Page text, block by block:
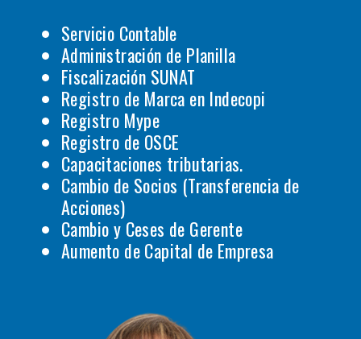
Servicio Contable
Administración de Planilla
Fiscalización SUNAT
Registro de Marca en Indecopi
Registro Mype
Registro de OSCE
Capacitaciones tributarias.
Cambio de Socios (Transferencia de
Acciones)
Cambio y Ceses de Gerente
Aumento de Capital de Empresa